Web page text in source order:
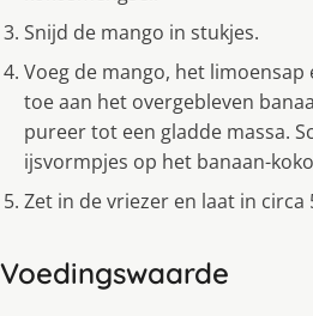
Snijd de mango in stukjes.
Voeg de mango, het
toe aan het overgebleven
pureer tot een gladde massa.
ijsvormpjes op het banaan-
Zet in de vriezer en laat in circa
Voedingswaarde